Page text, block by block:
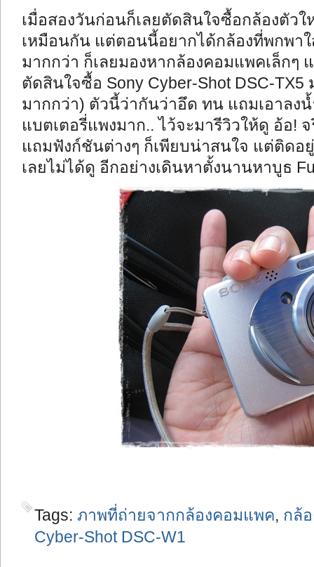
เมื่อสองวันก่อนก็เลยตัดสินใจซื้อกล้องตัวใ
เหมือนกัน แต่ตอนนี้อยากได้กล้องที่พกพา
มากกว่า ก็เลยมองหากล้องคอมแพคเล็กๆ
ตัดสินใจซื้อ Sony Cyber-Shot DSC-TX5
มากกว่า) ตัวนี้ว่ากันว่าอึด ทน แถมเอาลง
แบตเตอรี่แพงมาก.. ไว้จะมารีวิวให้ดู อ้อ!
แถมฟังก์ชันต่างๆ ก็เพียบน่าสนใจ แต่ติดอ
เลยไม่ได้ดู อีกอย่างเดินหาตั้งนานหาบูธ
Tags: ภาพที่ถ่ายจากกล้องคอมแพค, กล้
Cyber-Shot DSC-W1